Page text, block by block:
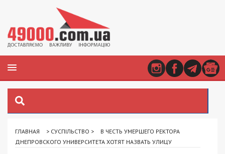
ГЛАВНАЯ > СУСПІЛЬСТВО >
В ЧЕСТЬ УМЕРШЕГО РЕКТОРА
ДНЕПРОВСКОГО УНИВЕРСИТЕТА ХОТЯТ НАЗВАТЬ УЛИЦУ